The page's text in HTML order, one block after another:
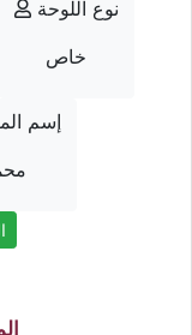
نوع اللوحة
خاص
إسم